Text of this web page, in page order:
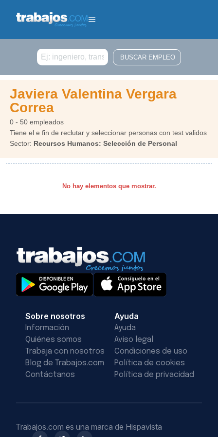
Buscar
Javiera Valentina Vergara
Correa
0 - 50 empleados
Tiene el e fin de reclutar y seleccionar personas con test validos
Sector: Recursos Humanos: Selección de Personal
No hay elementos que mostrar.
Sobre nosotros
Información
Quiénes somos
Trabaja con nosotros
Blog de Trabajos.com
Contáctanos
Ayuda
Ayuda
Aviso legal
Condiciones de uso
Política de cookies
Política de privacidad
Trabajos.com es una marca de Hispavista